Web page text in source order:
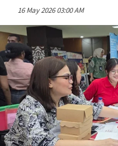
16 May 2026 03:00 AM